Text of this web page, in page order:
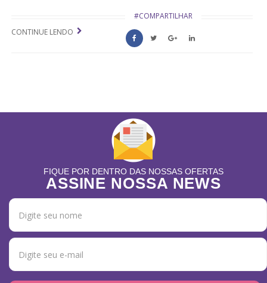
CONTINUE LENDO
#COMPARTILHAR
FIQUE POR DENTRO DAS NOSSAS OFERTAS
ASSINE NOSSA NEWS